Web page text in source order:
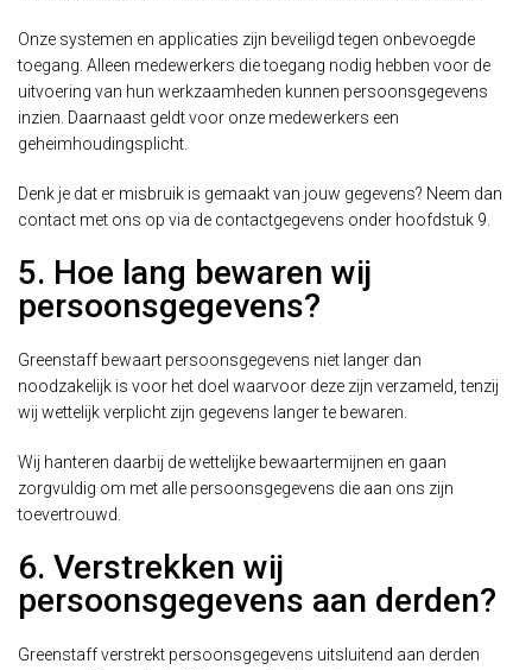
Onze systemen en applicaties zijn beveiligd tegen onbevoegde
toegang. Alleen medewerkers die toegang nodig hebben voor de
uitvoering van hun werkzaamheden kunnen persoonsgegevens
inzien. Daarnaast geldt voor onze medewerkers een
geheimhoudingsplicht.
Denk je dat er misbruik is gemaakt van jouw gegevens? Neem dan
contact met ons op via de contactgegevens onder hoofdstuk 9.
5. Hoe lang bewaren wij
persoonsgegevens?
Greenstaff bewaart persoonsgegevens niet langer dan
noodzakelijk is voor het doel waarvoor deze zijn verzameld, tenzij
wij wettelijk verplicht zijn gegevens langer te bewaren.
Wij hanteren daarbij de wettelijke bewaartermijnen en gaan
zorgvuldig om met alle persoonsgegevens die aan ons zijn
toevertrouwd.
6. Verstrekken wij
persoonsgegevens aan derden?
Greenstaff verstrekt persoonsgegevens uitsluitend aan derden